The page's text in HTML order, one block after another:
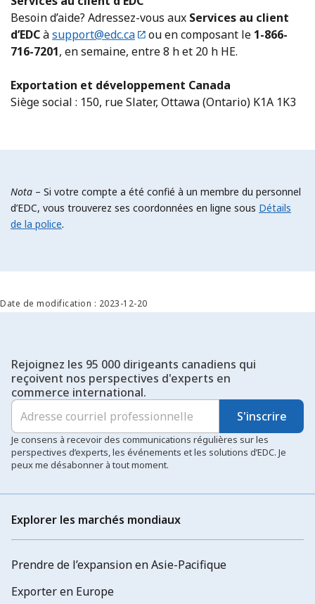
Besoin d’aide? Adressez-vous aux Services au client
d’EDCàsupport@edc.ca ou en composant le 1-866-
716-7201, en semaine, entre 8 h et 20 h HE.
Exportation et développement Canada
Siège social : 150, rue Slater, Ottawa (Ontario) K1A 1K3​
Nota – Si votre compte a été confié à un membre du personnel
d’EDC, vous trouverez ses coordonnées en ligne sous Détails
de la police.
Date de modification : 2023-12-20
Rejoignez les 95 000 dirigeants canadiens qui
reçoivent nos perspectives d'experts en
commerce international.
S'inscrire
Je consens à recevoir des communications régulières sur les
perspectives d’experts, les événements et les solutions d’EDC. Je
peux me désabonner à tout moment.
Explorer les marchés mondiaux
Prendre de l’expansion en Asie-Pacifique
Exporter en Europe